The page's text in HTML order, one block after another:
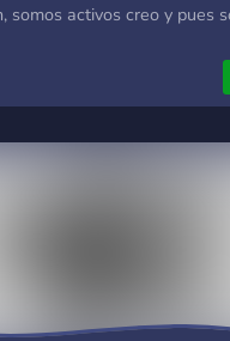
somos activos creo y pues